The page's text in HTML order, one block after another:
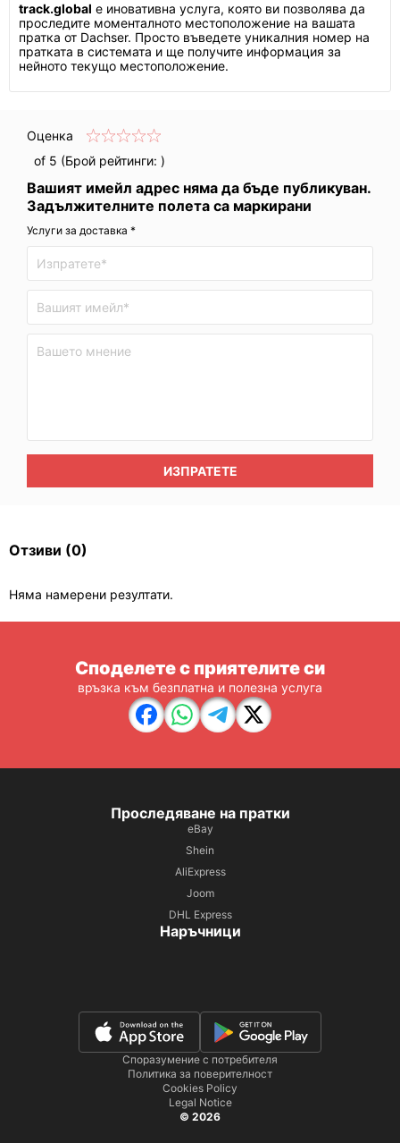
track.global е иновативна услуга, която ви позволява да
проследите моменталното местоположение на вашата
пратка от Dachser. Просто въведете уникалния номер на
пратката в системата и ще получите информация за
нейното текущо местоположение.
Оценка
of 5 (Брой рейтинги: )
Вашият имейл адрес няма да бъде публикуван.
Задължителните полета са маркирани
Услуги за доставка *
ИЗПРАТЕТЕ
Отзиви (0)
Няма намерени резултати.
Споделете с приятелите си
връзка към безплатна и полезна услуга
Проследяване на пратки
eBay
Shein
AliExpress
Joom
DHL Express
Наръчници
Споразумение с потребителя
Политика за поверителност
Cookies Policy
Legal Notice
© 2026